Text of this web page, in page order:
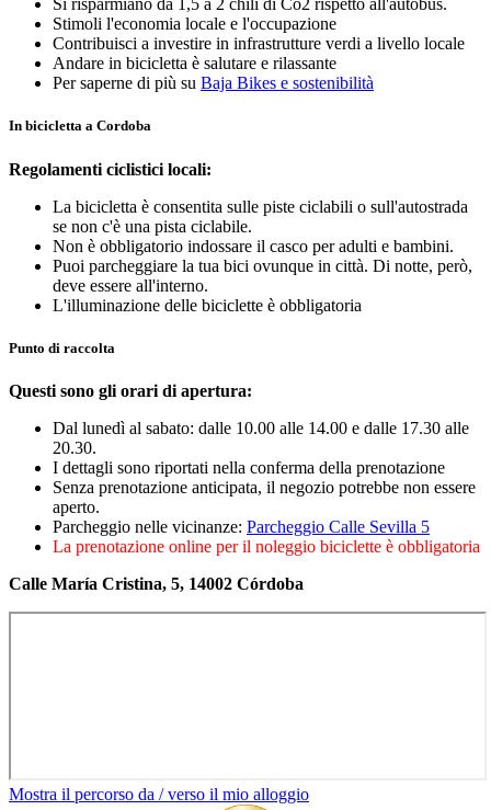
Si risparmiano da 1,5 a 2 chili di Co2 rispetto all'autobus.
Stimoli l'economia locale e l'occupazione
Contribuisci a investire in infrastrutture verdi a livello locale
Andare in bicicletta è salutare e rilassante
Per saperne di più su Baja Bikes e sostenibilità
In bicicletta a Cordoba
Regolamenti ciclistici locali:
La bicicletta è consentita sulle piste ciclabili o sull'autostrada
se non c'è una pista ciclabile.
Non è obbligatorio indossare il casco per adulti e bambini.
Puoi parcheggiare la tua bici ovunque in città. Di notte, però,
deve essere all'interno.
L'illuminazione delle biciclette è obbligatoria
Punto di raccolta
Questi sono gli orari di apertura:
Dal lunedì al sabato: dalle 10.00 alle 14.00 e dalle 17.30 alle
20.30.
I dettagli sono riportati nella conferma della prenotazione
Senza prenotazione anticipata, il negozio potrebbe non essere
aperto.
Parcheggio nelle vicinanze: Parcheggio Calle Sevilla 5
La prenotazione online per il noleggio biciclette è obbligatoria
Calle María Cristina, 5, 14002 Córdoba
Mostra il percorso da / verso il mio alloggio